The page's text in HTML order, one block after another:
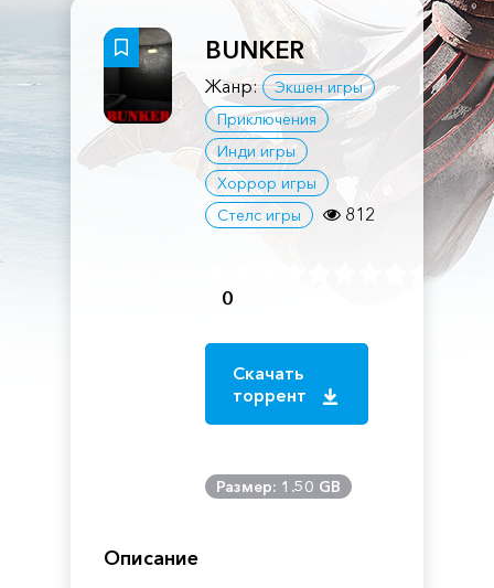
BUNKER
Жанр:
Экшен игры
Приключения
Инди игры
Хоррор игры
Стелс игры
812
0
Скачать
торрент
Размер: 1.50 GB
Описание